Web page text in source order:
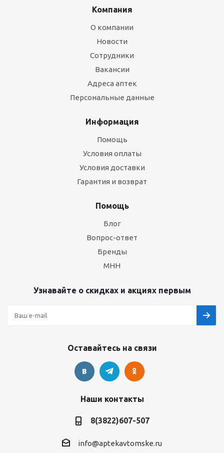
Компания
О компании
Новости
Сотрудники
Вакансии
Адреса аптек
Персональные данные
Информация
Помощь
Условия оплаты
Условия доставки
Гарантия и возврат
Помощь
Блог
Вопрос-ответ
Бренды
МНН
Узнавайте о скидках и акциях первым
Оставайтесь на связи
Наши контакты
8(3822)607-507
info@aptekavtomske.ru